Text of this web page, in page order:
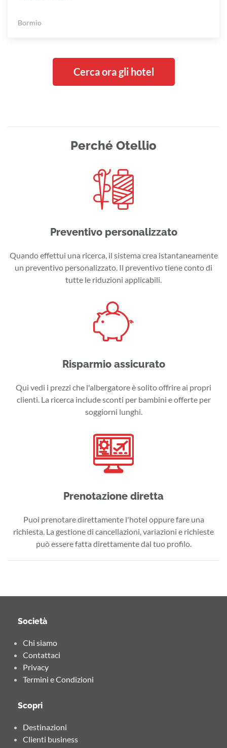
Bormio
Cerca ora gli hotel
Perché Otellio
Preventivo personalizzato
Quando effettui una ricerca, il sistema crea istantaneamente
un preventivo personalizzato. Il preventivo tiene conto di
tutte le riduzioni applicabili.
Risparmio assicurato
Qui vedi i prezzi che l'albergatore è solito offrire ai propri
clienti. La ricerca include sconti per bambini e offerte per
soggiorni lunghi.
Prenotazione diretta
Puoi prenotare direttamente l'hotel oppure fare una
richiesta. La gestione di cancellazioni, variazioni e richieste
può essere fatta direttamente dal tuo profilo.
Società
Chi siamo
Contattaci
Privacy
Termini e Condizioni
Scopri
Destinazioni
Clienti business